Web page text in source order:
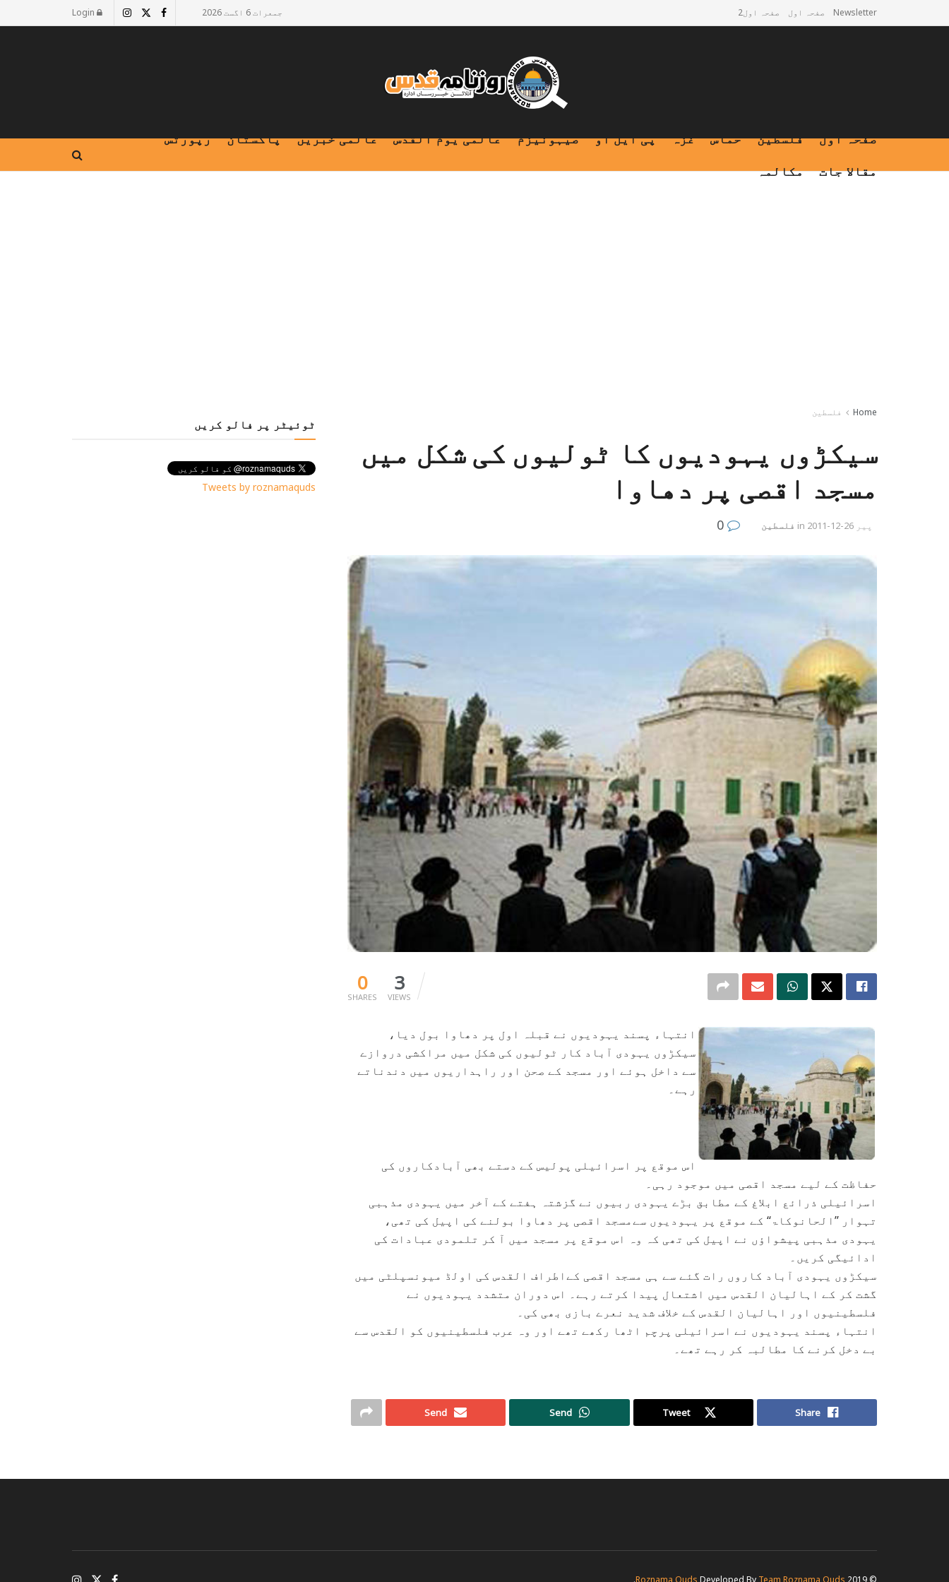
Newsletter صفحہ اول صفحہ اول2 جمعرات 6 اگست 2026
صفحہ اول فلسطین حماس غزہ پی ایل او صیہونیزم عالمی یوم القدس عالمی خبریں پاکستان
رپورٹس
مقالا جات
مکالمہ
Home فلسطین
سیکڑوں یہودیوں کا ٹولیوں کی شکل میں
مسجد اقصی پر دھاوا
پیر 26-12-2011 in فلسطین
0
SHARES
3
VIEWS
انتہاء پسند یہودیوں نے قبلہ اول پر دھاوا بول دیا،
سیکڑوں یہودی آباد کار ٹولیوں کی شکل میں مراکشی دروازے
سے داخل ہوئے اور مسجد کے صحن اور راہداریوں میں دندناتے
رہے۔
اس موقع پر اسرائیلی پولیس کے دستے بھی آبادکاروں کی
حفاظت کے لیے مسجد اقصی میں موجود رہی۔
اسرائیلی ذرائع ابلاغ کے مطابق بڑے یہودی ربیوں نے گزشتہ ہفتے کے آخر میں یہودی مذہبی
تہوار ’’الحانوکاۃ‘‘ کے موقع پر یہودیوں سےمسجد اقصی پر دھاوا بولنے کی اپیل کی تھی،
یہودی مذہبی پیشواؤں نے اپیل کی تھی کہ وہ اس موقع پر مسجد میں آ کر تلمودی عبادات کی
ادائیگی کریں۔
سیکڑوں یہودی آباد کاروں رات گئے سے ہی مسجد اقصی کےاطراف القدس کی اولڈ میونسپلٹی میں
گشت کر کے اہالیان القدس میں اشتعال پیدا کرتے رہے۔ اس دوران متشدد یہودیوں نے
فلسطینیوں اور اہالیان القدس کے خلاف شدید نعرے بازی بھی کی۔
انتہاء پسند یہودیوں نے اسرائیلی پرچم اٹھا رکھے تھے اور وہ عرب فلسطینیوں کو القدس سے
بے دخل کرنے کا مطالبہ کر رہے تھے۔
Share
Tweet
Send
Send
ٹوئیٹر پر فالو کریں
Tweets by roznamaquds